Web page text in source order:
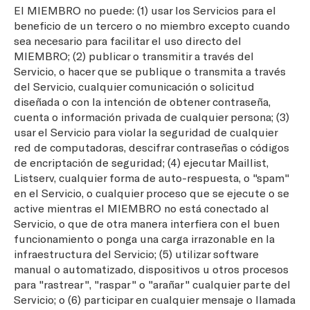
El MIEMBRO no puede: (1) usar los Servicios para el
beneficio de un tercero o no miembro excepto cuando
sea necesario para facilitar el uso directo del
MIEMBRO; (2) publicar o transmitir a través del
Servicio, o hacer que se publique o transmita a través
del Servicio, cualquier comunicación o solicitud
diseñada o con la intención de obtener contraseña,
cuenta o información privada de cualquier persona; (3)
usar el Servicio para violar la seguridad de cualquier
red de computadoras, descifrar contraseñas o códigos
de encriptación de seguridad; (4) ejecutar Maillist,
Listserv, cualquier forma de auto-respuesta, o "spam"
en el Servicio, o cualquier proceso que se ejecute o se
active mientras el MIEMBRO no está conectado al
Servicio, o que de otra manera interfiera con el buen
funcionamiento o ponga una carga irrazonable en la
infraestructura del Servicio; (5) utilizar software
manual o automatizado, dispositivos u otros procesos
para "rastrear", "raspar" o "arañar" cualquier parte del
Servicio; o (6) participar en cualquier mensaje o llamada